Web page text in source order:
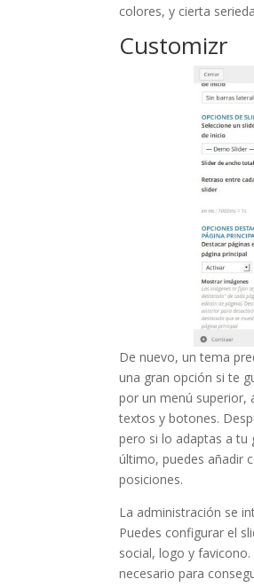
colores, y cierta
Customizr
De nuevo, un tema
una gran opción si te
por un menú superior,
textos y botones.
pero si lo adaptas a tu
último, puedes añadir
posiciones.
La administración se
Puedes configurar el
social, logo y
necesario para